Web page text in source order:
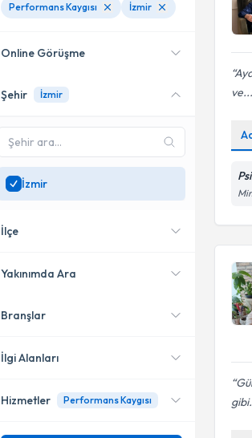
ve...
Performans Kaygısı İzmir
Online Görüşme
Online danışmanlık sunan
Sadeceİzmir
uzman ara
Şehir İzmir
İzmir
İlçe
Bayraklı
Karşıyaka
Yakınımda Ara
Konumuma yakın uzmanları
Branşlar
Klinik Psikolog
İlgi Alanları
Hizmetler Performans Kaygısı